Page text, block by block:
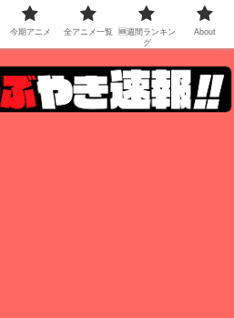
今期アニメ 全アニメ一覧
🆕週間ランキン
グ
About